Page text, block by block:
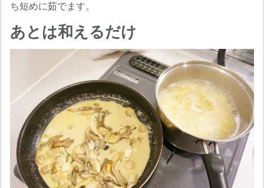
ち短めに茹でます。
あとは和えるだけ